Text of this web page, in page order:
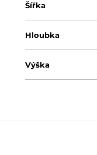
Šířka
Hloubka
Výška